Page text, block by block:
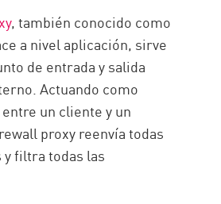
, también conocido como
a nivel aplicación, sirve
de entrada y salida
Actuando como
un cliente y un
proxy reenvía todas
filtra todas las